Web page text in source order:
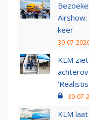
keer
30-07-
KLM
30-07-
KLM